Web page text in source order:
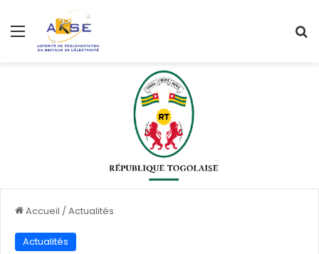
Menu
Accueil /Actualités
Actualités